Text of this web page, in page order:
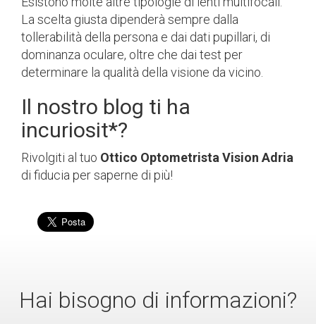
La scelta giusta dipenderà sempre dalla
tollerabilità della persona e dai dati pupillari, di
dominanza oculare, oltre che dai test per
determinare la qualità della visione da vicino.
Il nostro blog ti ha
incuriosit*?
Rivolgiti al tuo Ottico Optometrista Vision Adria
di fiducia per saperne di più!
Hai bisogno di informazioni?